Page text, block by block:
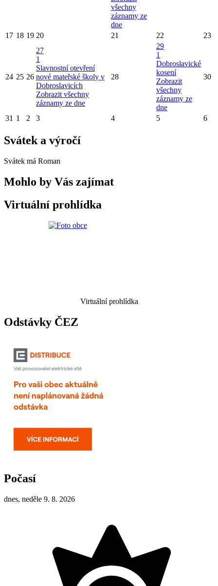
všechny
záznamy ze
dne
17 18 19 20 21 22 23
24 25 26
27
1
Slavnostní otevření
nové mateřské školy v
Dobroslavicích
Zobrazit všechny
záznamy ze dne
28
29
1
Dobroslavické
kosení
Zobrazit
všechny
záznamy ze
dne
30
31 1 2 3 4 5 6
Svátek a výročí
Svátek má Roman
Mohlo by Vás zajímat
Virtuální prohlídka
Virtuální prohlídka
Odstávky ČEZ
Počasí
dnes, neděle 9. 8. 2026